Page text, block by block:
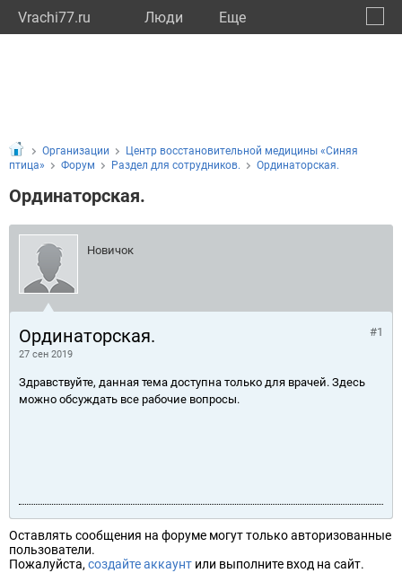
Vrachi77.ru Люди Eще
Организации
Центр восстановительной медицины «Синяя
птица»
Форум Раздел для сотрудников. Ординаторская.
Ординаторская.
Новичок
Ординаторская.
27 сен 2019
#1
Здравствуйте, данная тема доступна только для врачей. Здесь
можно обсуждать все рабочие вопросы.
Оставлять сообщения на форуме могут только авторизованные
пользователи.
Пожалуйста, создайте аккаунт или выполните вход на сайт.